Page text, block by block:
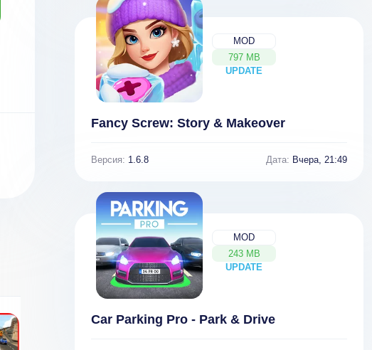
MOD
797 MB
UPDATE
NEW
Fancy Screw: Story & Makeover
Версия: 1.6.8 Дата: Вчера, 21:49
MOD
243 MB
UPDATE
NEW
Car Parking Pro - Park & Drive